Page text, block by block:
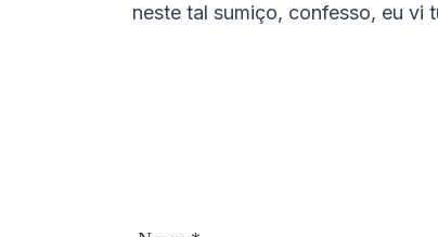
neste tal sumiço, confesso, eu vi